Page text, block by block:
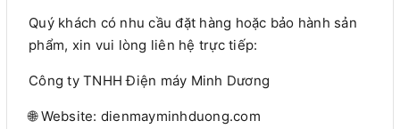
Quý khách có nhu cầu đặt hàng hoặc bảo hành sản
phẩm, xin vui lòng liên hệ trực tiếp:
Công ty TNHH Điện máy Minh Dương
🌐 Website: dienmayminhduong.com